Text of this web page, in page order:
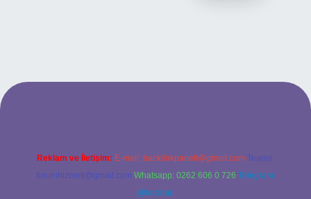
giriş
Reklam ve İletişim: E-mail: backlinkpaneli@gmail.com Teams:
forumhizmeti@gmail.com Whatsapp: 0262 606 0 726 Telegram:
@karabul